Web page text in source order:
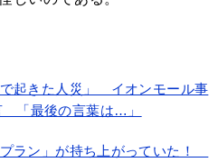
で起きた人災」 イオンモール事
「最後の言葉は…」
ラン」が持ち上がっていた！